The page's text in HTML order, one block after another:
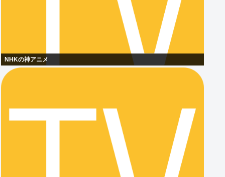
NHKの神アニメ